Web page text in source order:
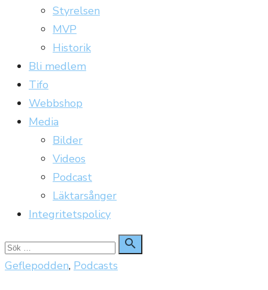
Styrelsen
MVP
Historik
Bli medlem
Tifo
Webbshop
Media
Bilder
Videos
Podcast
Läktarsånger
Integritetspolicy
Sök
för:

Sök
Geflepodden, Podcasts